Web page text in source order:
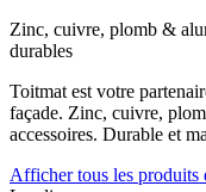
Zinc, cuivre, plomb &
durables
Toitmat est votre
façade. Zinc, cuivre,
accessoires. Durable et
Afficher tous les